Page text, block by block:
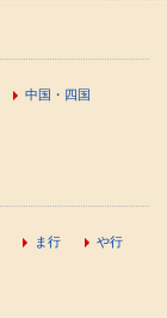
中国・四国
ま行
や行